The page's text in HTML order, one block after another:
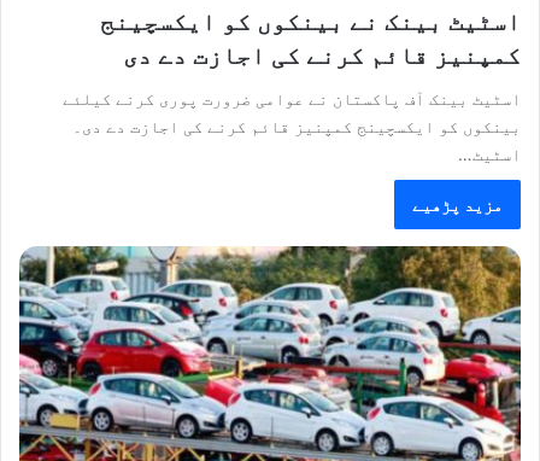
اسٹیٹ بینک نے بینکوں کو ایکسچینج
کمپنیز قائم کرنے کی اجازت دے دی
اسٹیٹ بینک آف پاکستان نے عوامی ضرورت پوری کرنے کیلئے
بینکوں کو ایکسچینج کمپنیز قائم کرنے کی اجازت دے دی۔
اسٹیٹ…
مزید پڑھیے